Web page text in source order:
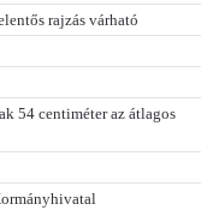
rajzás várható
54 centiméter az átlagos